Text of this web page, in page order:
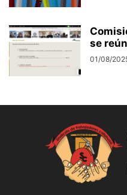
se
01/08/